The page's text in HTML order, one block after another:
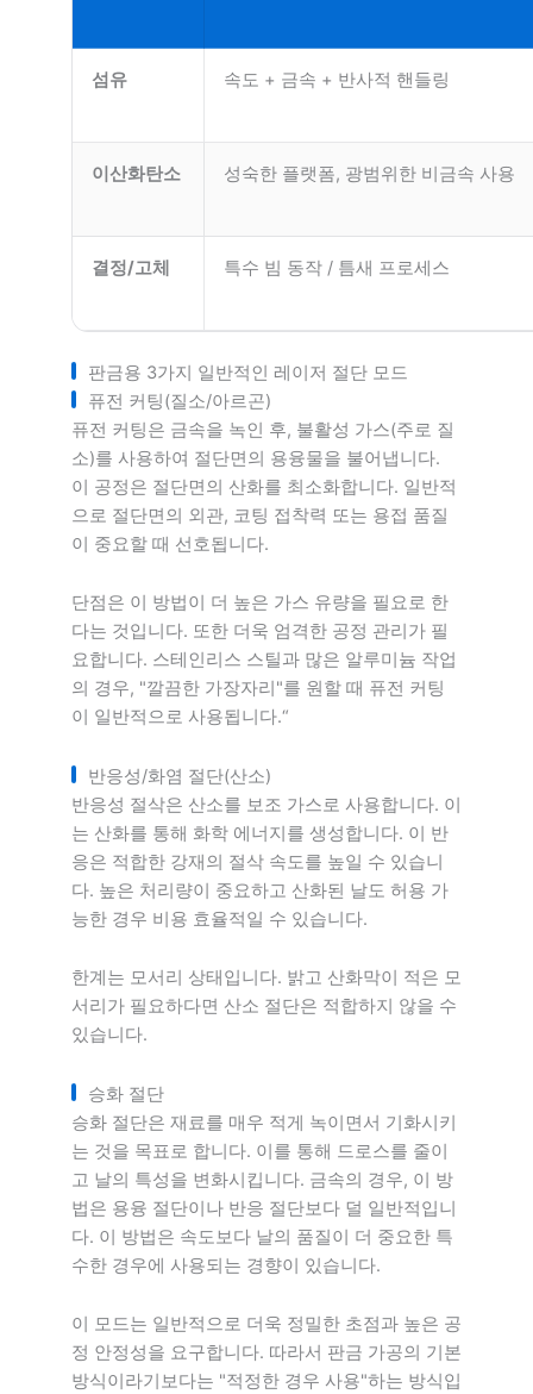
섬유 속도 + 금속 + 반사적 핸들링
이산화탄소 성숙한 플랫폼, 광범위한 비금속 사용
결정/고체 특수 빔 동작 / 틈새 프로세스
판금용 3가지 일반적인 레이저 절단 모드
퓨전 커팅(질소/아르곤)
퓨전 커팅은 금속을 녹인 후, 불활성 가스(주로 질
소)를 사용하여 절단면의 용융물을 불어냅니다.
이 공정은 절단면의 산화를 최소화합니다. 일반적
으로 절단면의 외관, 코팅 접착력 또는 용접 품질
이 중요할 때 선호됩니다.
단점은 이 방법이 더 높은 가스 유량을 필요로 한
다는 것입니다. 또한 더욱 엄격한 공정 관리가 필
요합니다. 스테인리스 스틸과 많은 알루미늄 작업
의 경우, "깔끔한 가장자리"를 원할 때 퓨전 커팅
이 일반적으로 사용됩니다.“
반응성/화염 절단(산소)
반응성 절삭은 산소를 보조 가스로 사용합니다. 이
는 산화를 통해 화학 에너지를 생성합니다. 이 반
응은 적합한 강재의 절삭 속도를 높일 수 있습니
다. 높은 처리량이 중요하고 산화된 날도 허용 가
능한 경우 비용 효율적일 수 있습니다.
한계는 모서리 상태입니다. 밝고 산화막이 적은 모
서리가 필요하다면 산소 절단은 적합하지 않을 수
있습니다.
승화 절단
승화 절단은 재료를 매우 적게 녹이면서 기화시키
는 것을 목표로 합니다. 이를 통해 드로스를 줄이
고 날의 특성을 변화시킵니다. 금속의 경우, 이 방
법은 용융 절단이나 반응 절단보다 덜 일반적입니
다. 이 방법은 속도보다 날의 품질이 더 중요한 특
수한 경우에 사용되는 경향이 있습니다.
이 모드는 일반적으로 더욱 정밀한 초점과 높은 공
정 안정성을 요구합니다. 따라서 판금 가공의 기본
방식이라기보다는 "적정한 경우 사용"하는 방식입